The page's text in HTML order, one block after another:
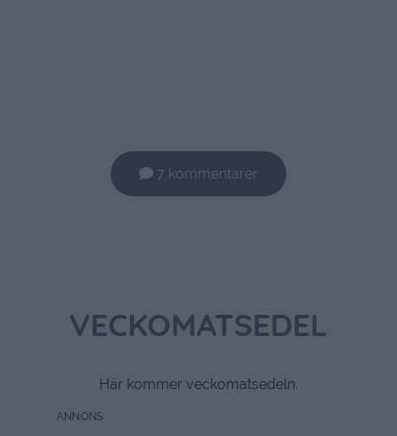
7 kommentarer
VECKOMATSEDEL
Här kommer veckomatsedeln.